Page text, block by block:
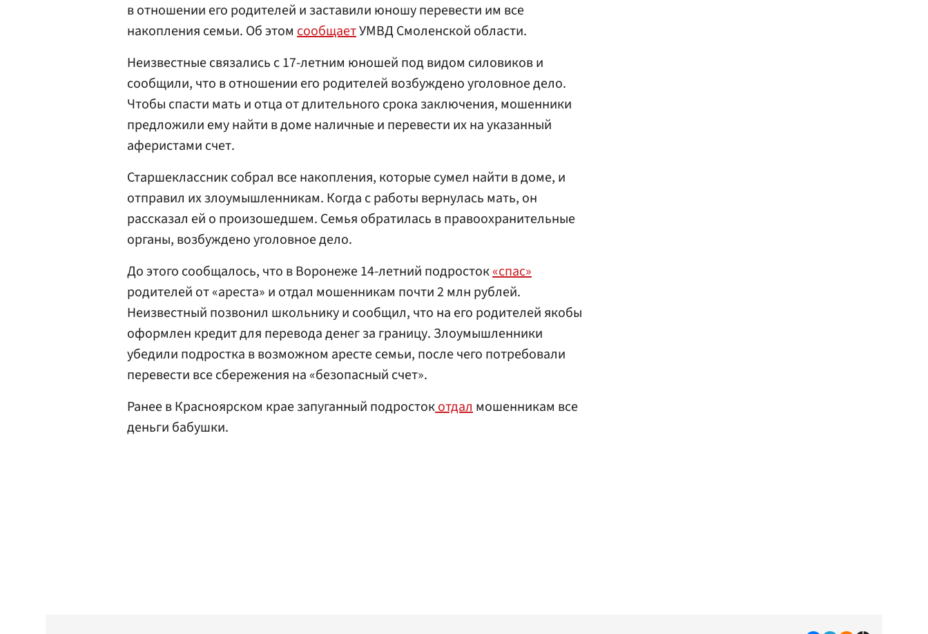
в отношении его родителей и заставили юношу перевести им все
накопления семьи. Об этом сообщаетУМВД Смоленской области.
Неизвестные связались с 17-летним юношей под видом силовиков и
сообщили, что в отношении его родителей возбуждено уголовное дело.
Чтобы спасти мать и отца от длительного срока заключения, мошенники
предложили ему найти в доме наличные и перевести их на указанный
аферистами счет.
Старшеклассник собрал все накопления, которые сумел найти в доме, и
отправил их злоумышленникам. Когда с работы вернулась мать, он
рассказал ей о произошедшем. Семья обратилась в правоохранительные
органы, возбуждено уголовное дело.
До этого сообщалось, что в Воронеже 14-летний подросток«спас»
родителей от «ареста» и отдал мошенникам почти 2 млн рублей.
Неизвестный позвонил школьнику и сообщил, что на его родителей якобы
оформлен кредит для перевода денег за границу. Злоумышленники
убедили подростка в возможном аресте семьи, после чего потребовали
перевести все сбережения на «безопасный счет».
Ранее в Красноярском крае запуганный подростокотдалмошенникам все
деньги бабушки.